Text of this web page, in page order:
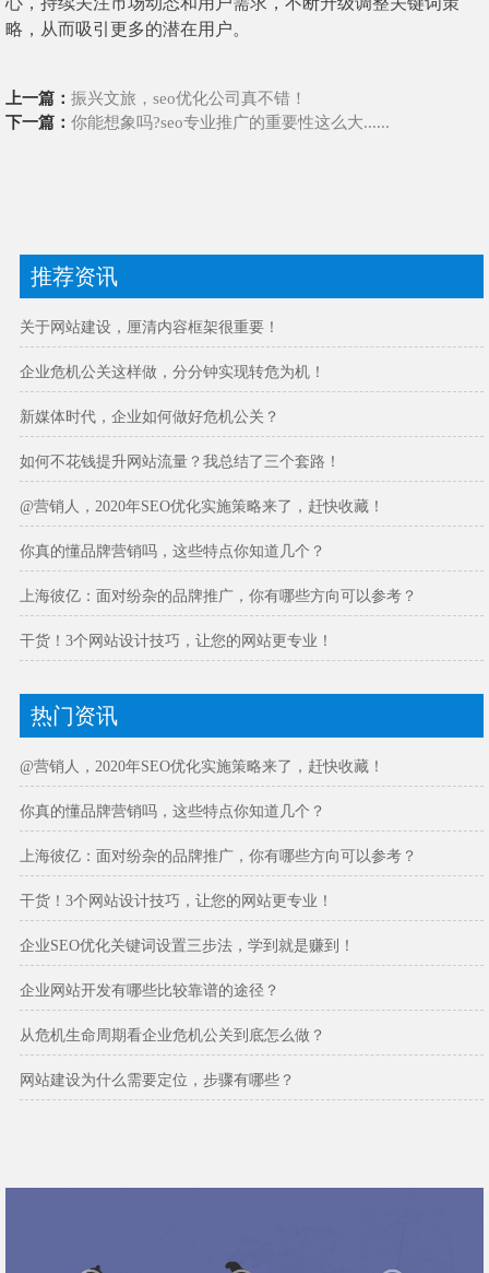
略，从而吸引更多的潜在用户。
上一篇： 振兴文旅，seo优化公司真不错！
下一篇： 你能想象吗?seo专业推广的重要性这么大......
推荐资讯
关于网站建设，厘清内容框架很重要！
企业危机公关这样做，分分钟实现转危为机！
新媒体时代，企业如何做好危机公关？
如何不花钱提升网站流量？我总结了三个套路！
@营销人，2020年SEO优化实施策略来了，赶快收藏！
你真的懂品牌营销吗，这些特点你知道几个？
上海彼亿：面对纷杂的品牌推广，你有哪些方向可以参考？
干货！3个网站设计技巧，让您的网站更专业！
热门资讯
@营销人，2020年SEO优化实施策略来了，赶快收藏！
你真的懂品牌营销吗，这些特点你知道几个？
上海彼亿：面对纷杂的品牌推广，你有哪些方向可以参考？
干货！3个网站设计技巧，让您的网站更专业！
企业SEO优化关键词设置三步法，学到就是赚到！
企业网站开发有哪些比较靠谱的途径？
从危机生命周期看企业危机公关到底怎么做？
网站建设为什么需要定位，步骤有哪些？